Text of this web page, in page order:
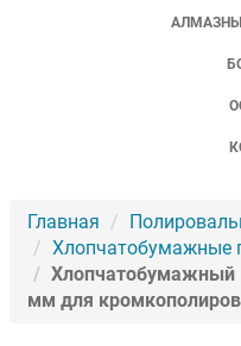
Главная
Хлопчатобумажные
Хлопчатобумажный
мм для